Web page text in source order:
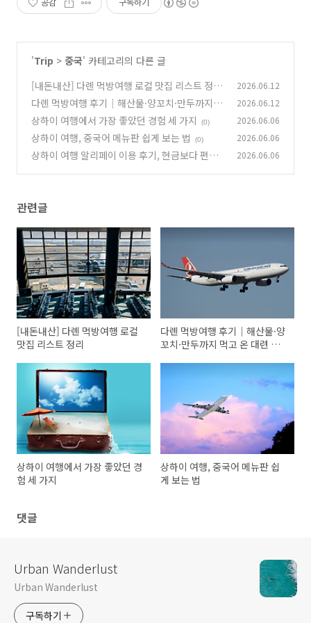
공감 구독하기
'Trip > 중국' 카테고리의 다른 글
[내돈내산] 다롄 먹방여행 로컬 맛집 리스트 정리
(0)
2026.06.12
다롄 먹방여행 후기｜해산물·양꼬치·만두까지
먹고 온 대련 여행 (0)
2026.06.12
상하이 여행에서 가장 좋았던 경험 세 가지 (0) 2026.06.06
상하이 여행, 중국어 메뉴판 쉽게 보는 법 (0) 2026.06.06
상하이 여행 알리페이 이용 후기, 현금보다 편했
2026.06.06
관련글
[내돈내산] 다롄 먹방여행 로컬
맛집 리스트 정리
다롄 먹방여행 후기｜해산물·양
꼬치·만두까지 먹고 온 대련 여
상하이 여행에서 가장 좋았던 경
험 세 가지
상하이 여행, 중국어 메뉴판 쉽
게 보는 법
댓글
Urban Wanderlust
Urban Wanderlust
구독하기